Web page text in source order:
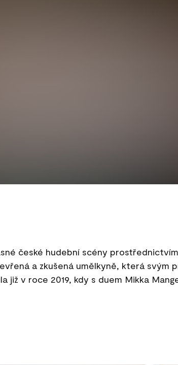
české hudební scény
a zkušená umělkyně, která svým
již v roce 2019, kdy s duem Mikka